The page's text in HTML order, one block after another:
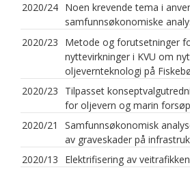
2020/24 Noen krevende tema i
samfunnsøkonomiske
2020/23
Metode og forutsetninger
nyttevirkninger i KVU om
oljevernteknologi på
2020/23
Tilpasset
for oljevern og marin
2020/21
Samfunnsøkonomisk
av graveskader på
2020/13
Elektrifisering av veitrafikken